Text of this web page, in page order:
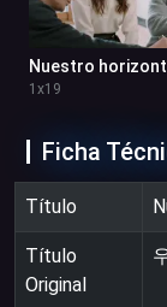
1 x19
Ficha
Título
Título
Original